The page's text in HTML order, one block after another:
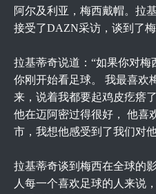
阿尔及利亚，梅西戴帽。拉
接受了DAZN采访，谈到了梅
拉基蒂奇说道：“如果你对
你刚开始看足球。 我最喜欢
来，说着我都要起鸡皮疙瘩
他在迈阿密过得很好， 他喜
市，我想他感受到了我们对
拉基蒂奇谈到梅西在全球的
人每一个喜欢足球的人来说